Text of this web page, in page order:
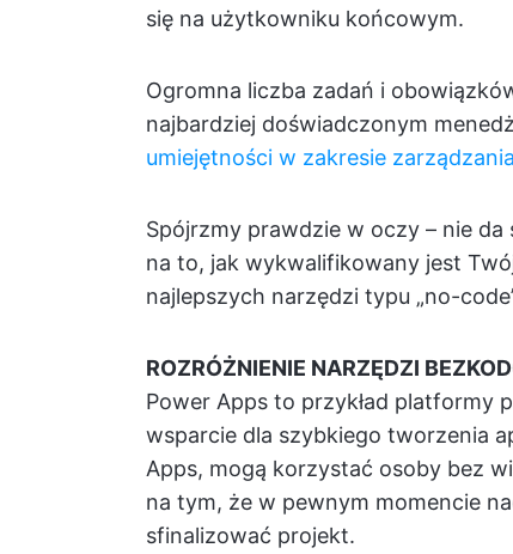
się na użytkowniku końcowym.
Ogromna liczba zadań i
najbardziej doświadczonym
umiejętności w zakresie
Spójrzmy prawdzie w oczy – nie
na to, jak wykwalifikowany jest
najlepszych narzędzi typu „no-
ROZRÓŻNIENIE NARZĘDZI
Power Apps to przykład platformy
wsparcie dla szybkiego tworzenia
Apps, mogą korzystać osoby bez
na tym, że w pewnym momencie
sfinalizować projekt.